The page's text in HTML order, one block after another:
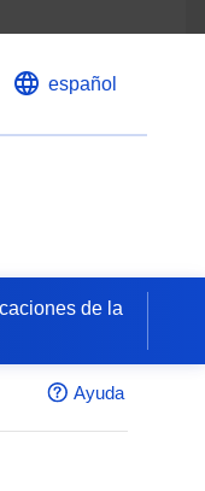
español
de la
Ayuda